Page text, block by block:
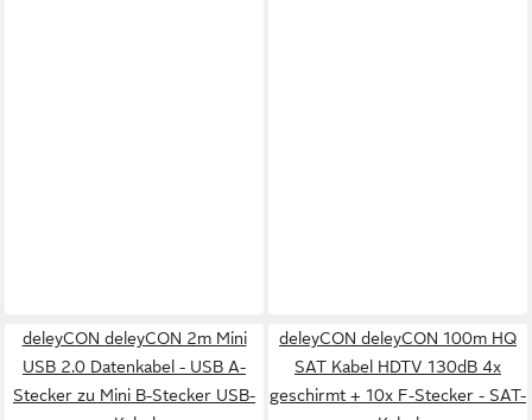
deleyCON deleyCON 2m Mini
USB 2.0 Datenkabel - USB A-
Stecker zu Mini B-Stecker USB-
deleyCON deleyCON 100m HQ
SAT Kabel HDTV 130dB 4x
geschirmt + 10x F-Stecker - SAT-